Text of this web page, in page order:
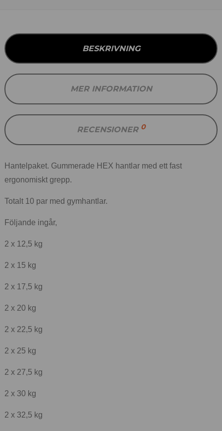
BESKRIVNING
MER INFORMATION
RECENSIONER 0
Hantelpaket. Gummerade HEX hantlar med ett fast
ergonomiskt grepp.
Totalt 10 par med gymhantlar.
Följande ingår,
2 x 12,5 kg
2 x 15 kg
2 x 17,5 kg
2 x 20 kg
2 x 22,5 kg
2 x 25 kg
2 x 27,5 kg
2 x 30 kg
2 x 32,5 kg